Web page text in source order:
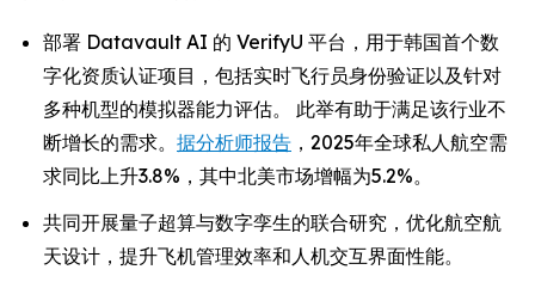
部署 Datavault AI 的 VerifyU 平台，用于韩国首个数
字化资质认证项目，包括实时飞行员身份验证以及针对
多种机型的模拟器能力评估。 此举有助于满足该行业不
断增长的需求。 据分析师报告 ，2025年全球私人航空需
求同比上升3.8%，其中北美市场增幅为5.2%。
共同开展量子超算与数字孪生的联合研究，优化航空航
天设计，提升飞机管理效率和人机交互界面性能。